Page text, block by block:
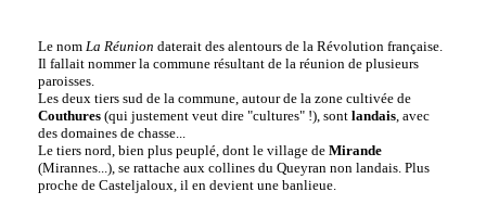
Le nom La Réunion daterait des alentours de la Révolution française.
Il fallait nommer la commune résultant de la réunion de plusieurs
paroisses.
Les deux tiers sud de la commune, autour de la zone cultivée de
Couthures(qui justement veut dire "cultures" !), sont landais, avec
des domaines de chasse...
Le tiers nord, bien plus peuplé, dont le village de Mirande
(Mirannes...), se rattache aux collines du Queyran non landais. Plus
proche de Casteljaloux, il en devient une banlieue.